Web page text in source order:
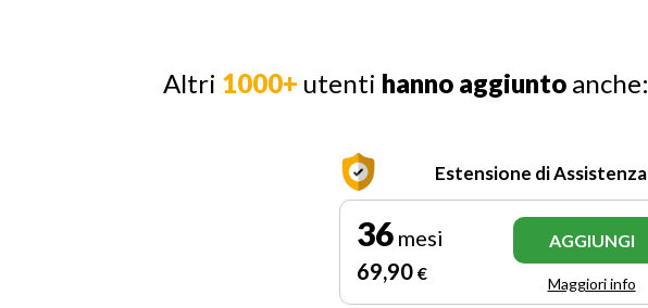
Altri 1000+ utenti hanno aggiunto anche:
Estensione di Assistenza
36 mesi
69,90 €
AGGIUNGI
Maggiori info